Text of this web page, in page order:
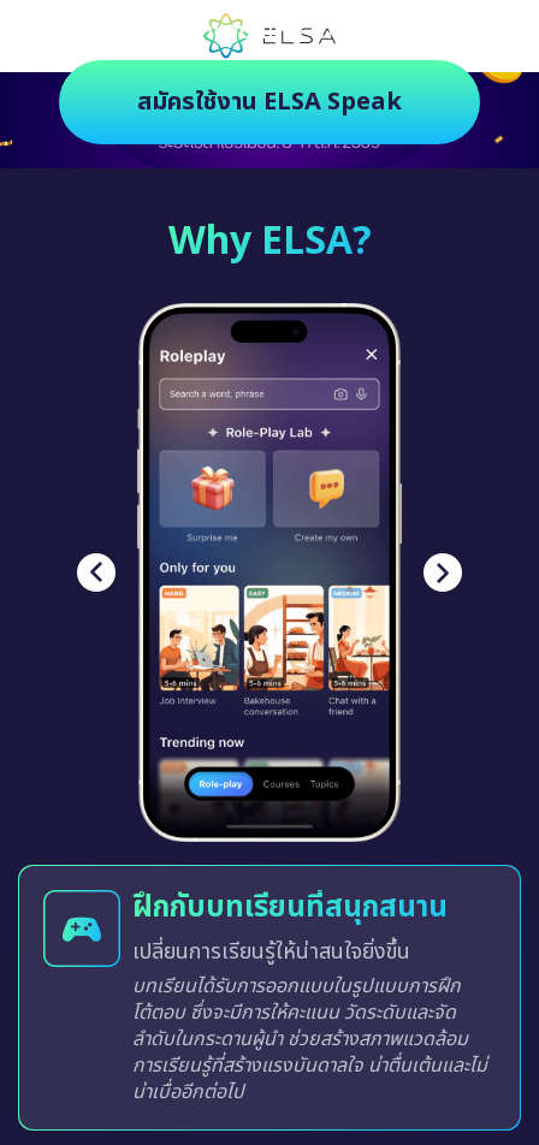
ตัวช่วยฝึกภาษายุคใหม่ ฝึกสนุกยิ่งกว่า
สมัครใช้งาน ELSA Speak
Why ELSA?
ฝึกกับบทเรียนที่สนุกสนาน
เปลี่ยนการเรียนรู้ให้น่าสนใจยิ่งขึ้น
บทเรียนได้รับการออกแบบในรูปแบบการฝึก
โต้ตอบ ซึ่งจะมีการให้คะแนน วัดระดับและจัด
ลำดับในกระดานผู้นำ ช่วยสร้างสภาพแวดล้อม
การเรียนรู้ที่สร้างแรงบันดาลใจ น่าตื่นเต้นและไม่
น่าเบื่ออีกต่อไป